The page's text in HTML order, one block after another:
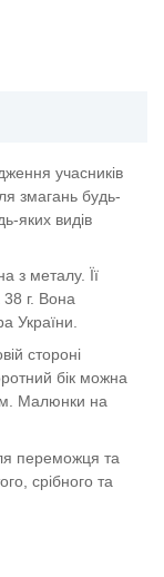
учасників
змагань будь-
яких видів
з металу. Її
г. Вона
України.
стороні
бік можна
Малюнки на
переможця та
срібного та